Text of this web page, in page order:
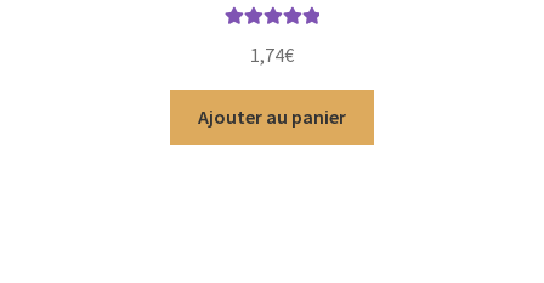
1,74€
Ajouter au panier